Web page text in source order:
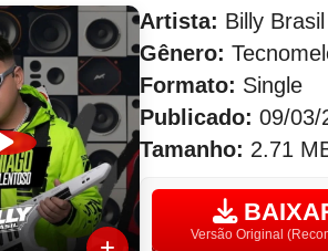
Artista: Billy Brasil
Gênero:
Formato: Single
Publicado: 09/03/
Tamanho: 2.71
Versão Original